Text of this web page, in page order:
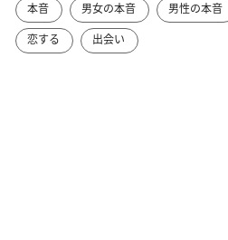
本音 男女の本音 男性の本音
恋する
出会い